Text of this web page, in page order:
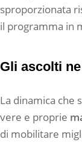
sproporzionata
il programma in
Gli ascolti
La dinamica che
vere e proprie
di mobilitare